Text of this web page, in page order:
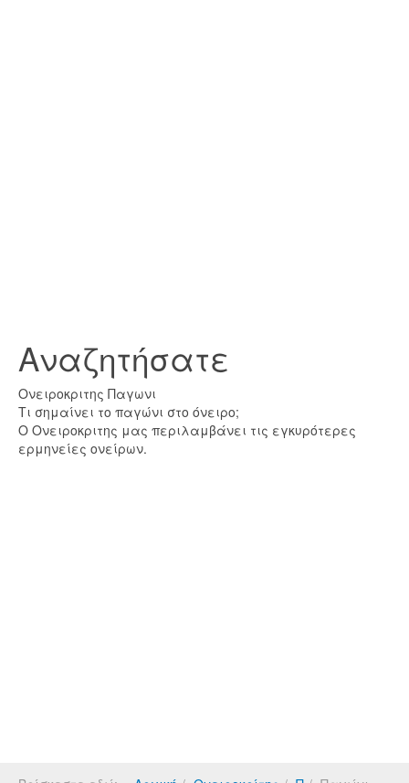
Αναζητήσατε
Ονειροκριτης Παγωνι
Τι σημαίνει το παγώνι στο όνειρο;
Ο Ονειροκριτης μας περιλαμβάνει τις εγκυρότερες
ερμηνείες ονείρων.